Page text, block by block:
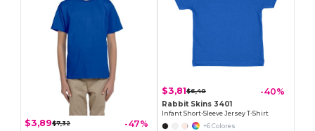
$3,89$7,32 -47%
$3,81$6,40 -40%
Rabbit Skins 3401
Infant Short-Sleeve Jersey T-Shirt
+6 Colores